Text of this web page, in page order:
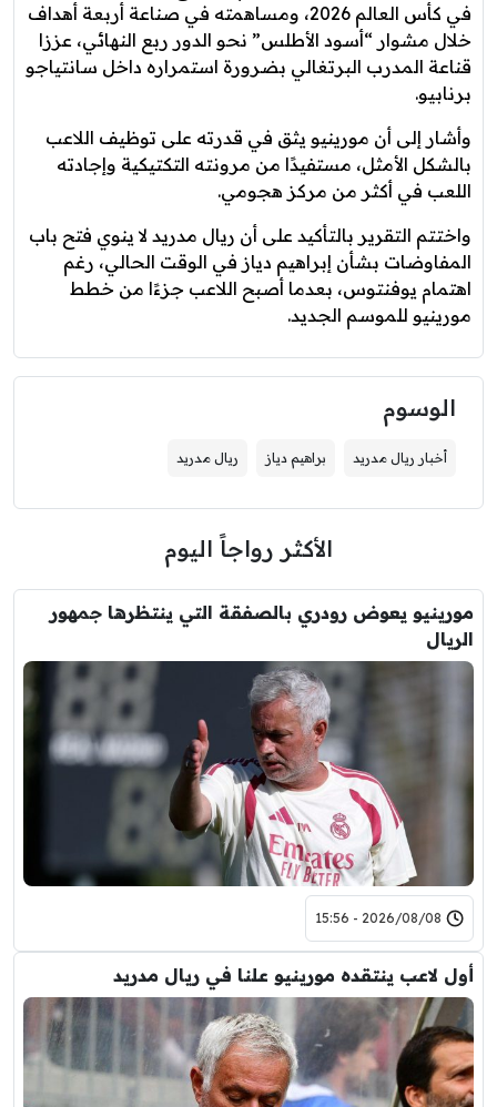
في كأس العالم 2026، ومساهمته في صناعة أربعة أهداف
خلال مشوار “أسود الأطلس” نحو الدور ربع النهائي، عززا
قناعة المدرب البرتغالي بضرورة استمراره داخل سانتياجو
برنابيو.
وأشار إلى أن مورينيو يثق في قدرته على توظيف اللاعب
بالشكل الأمثل، مستفيدًا من مرونته التكتيكية وإجادته
اللعب في أكثر من مركز هجومي.
واختتم التقرير بالتأكيد على أن ريال مدريد لا ينوي فتح باب
المفاوضات بشأن إبراهيم دياز في الوقت الحالي، رغم
اهتمام يوفنتوس، بعدما أصبح اللاعب جزءًا من خطط
مورينيو للموسم الجديد.
الوسوم
أخبار ريال مدريد براهيم دياز ريال مدريد
الأكثر رواجاً اليوم
مورينيو يعوض رودري بالصفقة التي ينتظرها جمهور
الريال
2026/08/08 - 15:56
أول لاعب ينتقده مورينيو علنا في ريال مدريد